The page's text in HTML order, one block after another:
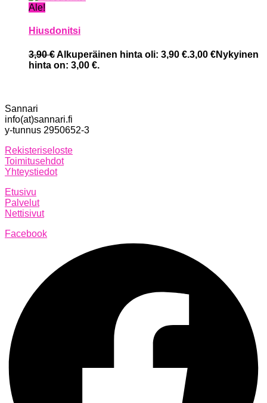
Ale!
Hiusdonitsi
3,90€Alkuperäinen hinta oli: 3,90 €.3,00 €Nykyinen
hinta on: 3,00 €.
Sannari
info(at)sannari.fi
y-tunnus 2950652-3
Rekisteriseloste
Toimitusehdot
Yhteystiedot
Etusivu
Palvelut
Nettisivut
Facebook